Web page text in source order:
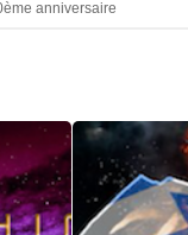
anniversaire